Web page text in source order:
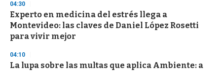
n
d
s
04:30
Experto en medicina del estrés llega a
Montevideo: las claves de Daniel López Rosetti
para vivir mejor
04:10
La lupa sobre las multas que aplica Ambiente: a